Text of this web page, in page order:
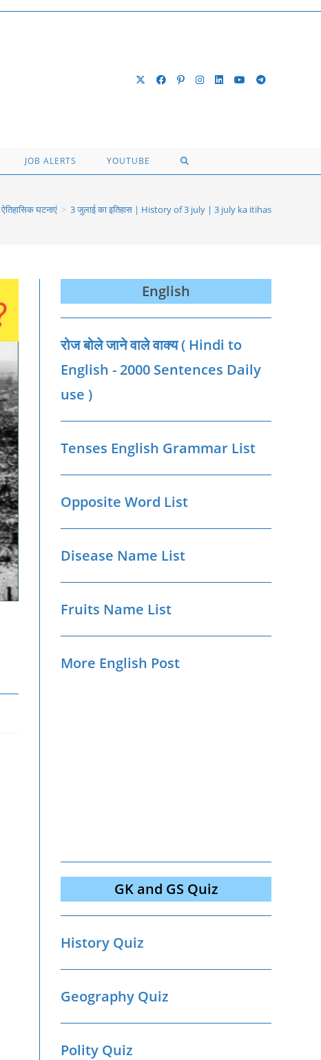
JOB ALERTS YOUTUBE
TOGGLE
SEARCH
ऐतिहासिक घटनाएं > 3 जुलाई का इतिहास | History of 3 july | 3 july ka itihas
English
रोज बोले जाने वाले वाक्‍य ( Hindi to
English - 2000 Sentences Daily
use )
Tenses English Grammar List
Opposite Word List
Disease Name List
Fruits Name List
More English Post
GK and GS Quiz
History Quiz
Geography Quiz
Polity Quiz